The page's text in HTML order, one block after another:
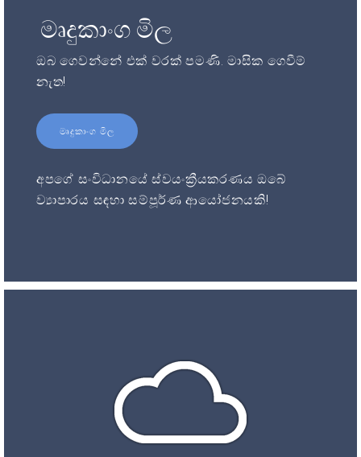
මෘදුකාංග මිල
ඔබ ගෙවන්නේ එක් වරක් පමණි. මාසික ගෙවීම්
නැත!
මෘදුකාංග මිල
අපගේ සංවිධානයේ ස්වයංක්‍රීයකරණය ඔබේ
ව්‍යාපාරය සඳහා සම්පූර්ණ ආයෝජනයකි!